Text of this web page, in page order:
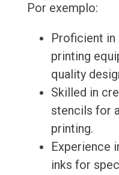
Por exemplo:
Proficient in
printing
quality
Skilled in
stencils for
printing.
Experience
inks for